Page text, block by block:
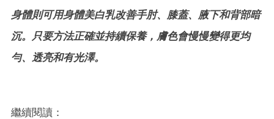
身體則可用身體美白乳改善手肘、膝蓋、腋下和背部暗
沉。只要方法正確並持續保養，膚色會慢慢變得更均
勻、透亮和有光澤。
繼續閱讀：